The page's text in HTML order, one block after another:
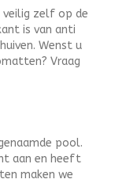
zelf op de
is van anti
Wenst u
Vraag
pool.
aan en heeft
maken we